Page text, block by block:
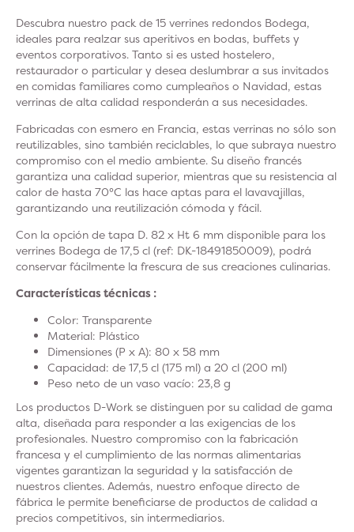
Descubra nuestro pack de 15 verrines redondos Bodega,
ideales para realzar sus aperitivos en bodas, buffets y
eventos corporativos. Tanto si es usted hostelero,
restaurador o particular y desea deslumbrar a sus invitados
en comidas familiares como cumpleaños o Navidad, estas
verrinas de alta calidad responderán a sus necesidades.
Fabricadas con esmero en Francia, estas verrinas no sólo son
reutilizables, sino también reciclables, lo que subraya nuestro
compromiso con el medio ambiente. Su diseño francés
garantiza una calidad superior, mientras que su resistencia al
calor de hasta 70°C las hace aptas para el lavavajillas,
garantizando una reutilización cómoda y fácil.
Con la opción de tapa D. 82 x Ht 6 mm disponible para los
verrines Bodega de 17,5 cl (ref: DK-18491850009), podrá
conservar fácilmente la frescura de sus creaciones culinarias.
Características técnicas :
Color: Transparente
Material: Plástico
Dimensiones (P x A): 80 x 58 mm
Capacidad: de 17,5 cl (175 ml) a 20 cl (200 ml)
Peso neto de un vaso vacío: 23,8 g
Los productos D-Work se distinguen por su calidad de gama
alta, diseñada para responder a las exigencias de los
profesionales. Nuestro compromiso con la fabricación
francesa y el cumplimiento de las normas alimentarias
vigentes garantizan la seguridad y la satisfacción de
nuestros clientes. Además, nuestro enfoque directo de
fábrica le permite beneficiarse de productos de calidad a
precios competitivos, sin intermediarios.